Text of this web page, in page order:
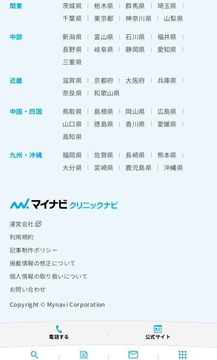
電話する 公式サイト
関東
茨城県 栃木県 群馬県
埼玉県
千葉県
東京都 神奈川県
山梨県
中部
新潟県 富山県 石川県
福井県
長野県
岐阜県 静岡県
愛知県
三重県
近畿
滋賀県 京都府 大阪府
兵庫県
奈良県
和歌山県
中国・四国
鳥取県 島根県 岡山県
広島県
山口県
徳島県 香川県
愛媛県
高知県
九州・沖縄
福岡県 佐賀県 長崎県
熊本県
大分県
宮崎県 鹿児島県 沖縄県
運営会社
利用規約
記事制作ポリシー
掲載情報の修正について
個人情報の取り扱いについて
お問い合わせ
Copyright © Mynavi Corporation